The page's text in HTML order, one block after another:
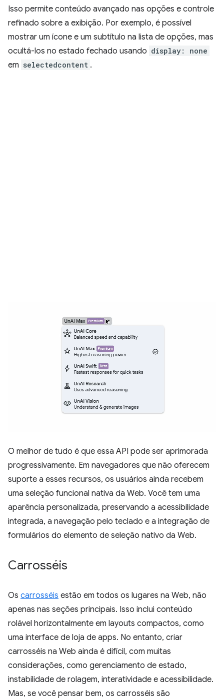
Isso permite conteúdo avançado nas opções e controle
refinado sobre a exibição. Por exemplo, é possível
mostrar um ícone e um subtítulo na lista de opções, mas
ocultá-los no estado fechado usando display: none
em selectedcontent .
O melhor de tudo é que essa API pode ser aprimorada
progressivamente. Em navegadores que não oferecem
suporte a esses recursos, os usuários ainda recebem
uma seleção funcional nativa da Web. Você tem uma
aparência personalizada, preservando a acessibilidade
integrada, a navegação pelo teclado e a integração de
formulários do elemento de seleção nativo da Web.
Carrosséis
Os carrosséis estão em todos os lugares na Web, não
apenas nas seções principais. Isso inclui conteúdo
rolável horizontalmente em layouts compactos, como
uma interface de loja de apps. No entanto, criar
carrosséis na Web ainda é difícil, com muitas
considerações, como gerenciamento de estado,
instabilidade de rolagem, interatividade e acessibilidade.
Mas, se você pensar bem, os carrosséis são